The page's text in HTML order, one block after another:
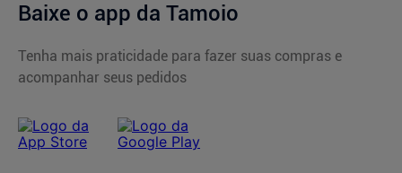
Baixe o app da Tamoio
Tenha mais praticidade para fazer suas compras e
acompanhar seus pedidos